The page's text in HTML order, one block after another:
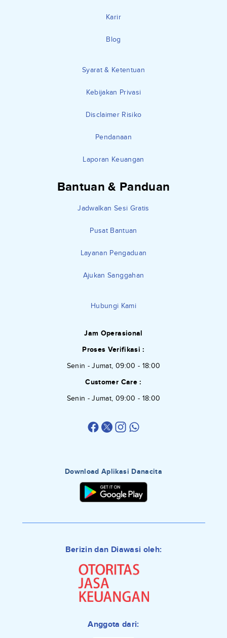
Karir
Blog
Syarat & Ketentuan
Kebijakan Privasi
Disclaimer Risiko
Pendanaan
Laporan Keuangan
Bantuan & Panduan
Jadwalkan Sesi Gratis
Pusat Bantuan
Layanan Pengaduan
Ajukan Sanggahan
Hubungi Kami
Jam Operasional
Proses Verifikasi :
Senin - Jumat, 09:00 - 18:00
Customer Care :
Senin - Jumat, 09:00 - 18:00
Download Aplikasi Danacita
Berizin dan Diawasi oleh:
Anggota dari: